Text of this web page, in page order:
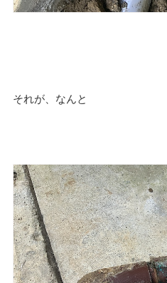
それが、なんと